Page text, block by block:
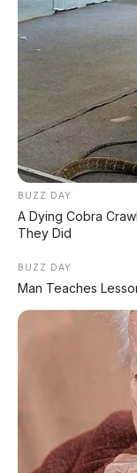
sistemnya.
💡
7.
Garis lampu
kiri ke kanan (
Cybertruck
Omoway.
8.
BUZZ DAY
A Dying Cobra
They Did
BUZZ DAY
Man Teaches